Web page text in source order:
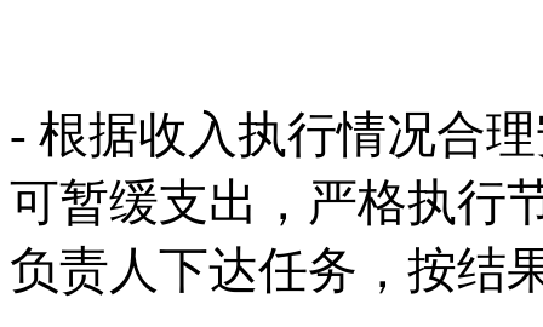
- 根据收入执行情况合
可暂缓支出，严格执行
负责人下达任务，按结